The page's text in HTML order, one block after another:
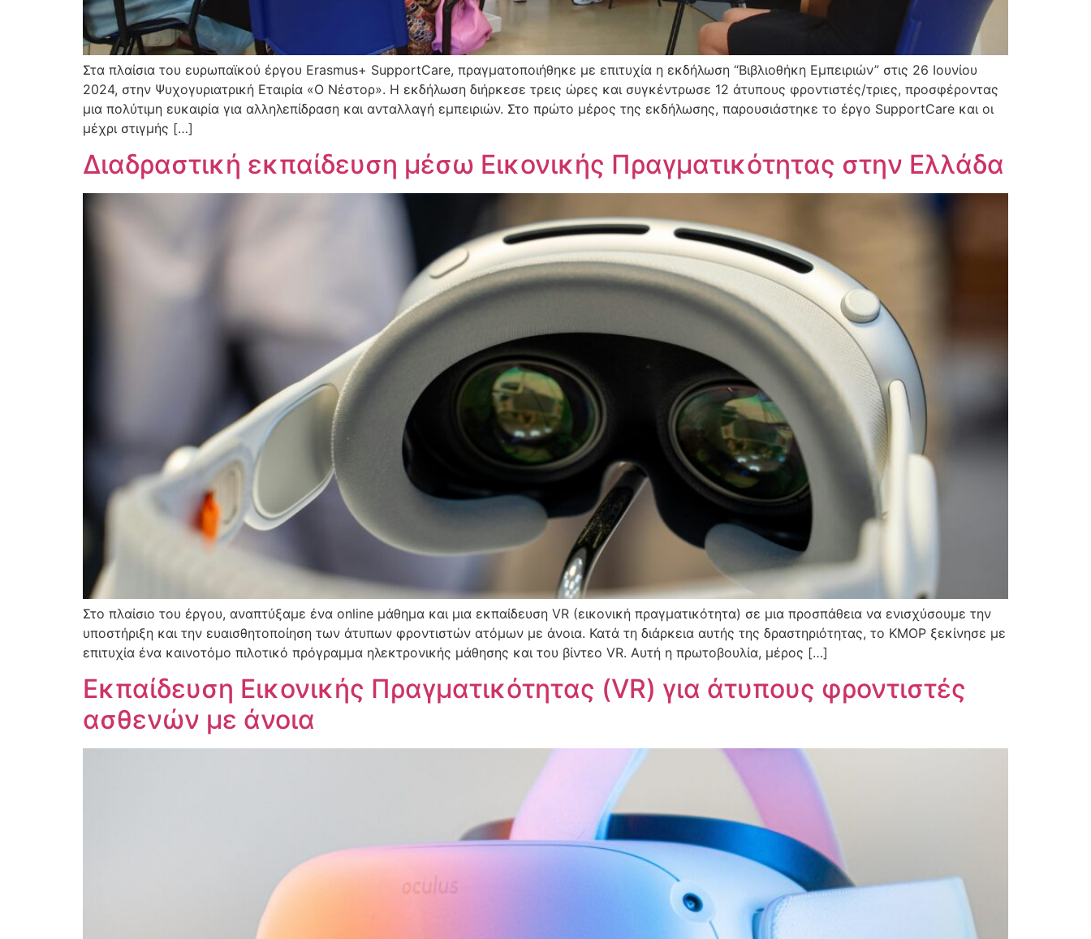
Στα πλαίσια του ευρωπαϊκού έργου Erasmus+ SupportCare, πραγματοποιήθηκε με επιτυχία η εκδήλωση “Βιβλιοθήκη Εμπειριών” στις 26 Ιουνίου
2024, στην Ψυχογυριατρική Εταιρία «Ο Νέστορ». Η εκδήλωση διήρκεσε τρεις ώρες και συγκέντρωσε 12 άτυπους φροντιστές/τριες, προσφέροντας
μια πολύτιμη ευκαιρία για αλληλεπίδραση και ανταλλαγή εμπειριών. Στο πρώτο μέρος της εκδήλωσης, παρουσιάστηκε το έργο SupportCare και οι
μέχρι στιγμής […]
Διαδραστική εκπαίδευση μέσω Εικονικής Πραγματικότητας στην Ελλάδα
Στο πλαίσιο του έργου, αναπτύξαμε ένα online μάθημα και μια εκπαίδευση VR (εικονική πραγματικότητα) σε μια προσπάθεια να ενισχύσουμε την
υποστήριξη και την ευαισθητοποίηση των άτυπων φροντιστών ατόμων με άνοια. Κατά τη διάρκεια αυτής της δραστηριότητας, το KMOP ξεκίνησε με
επιτυχία ένα καινοτόμο πιλοτικό πρόγραμμα ηλεκτρονικής μάθησης και του βίντεο VR. Αυτή η πρωτοβουλία, μέρος […]
Εκπαίδευση Εικονικής Πραγματικότητας (VR) για άτυπους φροντιστές
ασθενών με άνοια